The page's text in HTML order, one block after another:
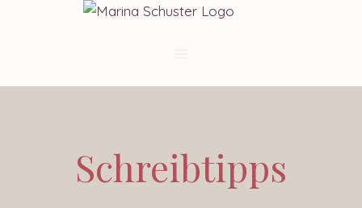
Schreibtipps